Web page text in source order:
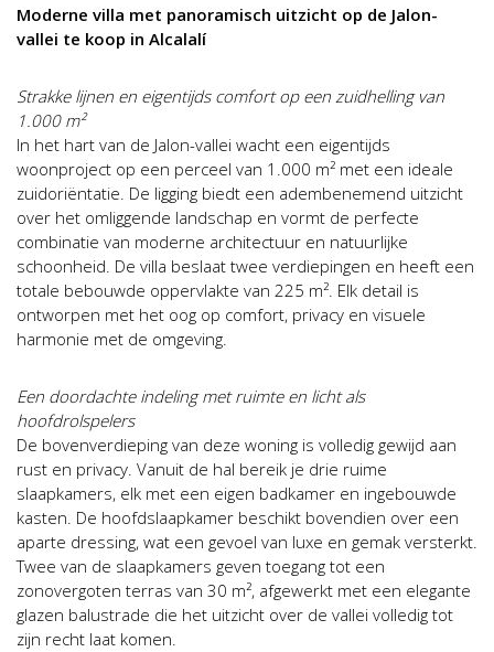
Moderne villa met panoramisch uitzicht op de Jalon-
vallei te koop in Alcalalí
Strakke lijnen en eigentijds comfort op een zuidhelling van
1.000 m²
In het hart van de Jalon-vallei wacht een eigentijds
woonproject op een perceel van 1.000 m² met een ideale
zuidoriëntatie. De ligging biedt een adembenemend uitzicht
over het omliggende landschap en vormt de perfecte
combinatie van moderne architectuur en natuurlijke
schoonheid. De villa beslaat twee verdiepingen en heeft een
totale bebouwde oppervlakte van 225 m². Elk detail is
ontworpen met het oog op comfort, privacy en visuele
harmonie met de omgeving.
Een doordachte indeling met ruimte en licht als
hoofdrolspelers
De bovenverdieping van deze woning is volledig gewijd aan
rust en privacy. Vanuit de hal bereik je drie ruime
slaapkamers, elk met een eigen badkamer en ingebouwde
kasten. De hoofdslaapkamer beschikt bovendien over een
aparte dressing, wat een gevoel van luxe en gemak versterkt.
Twee van de slaapkamers geven toegang tot een
zonovergoten terras van 30 m², afgewerkt met een elegante
glazen balustrade die het uitzicht over de vallei volledig tot
zijn recht laat komen.